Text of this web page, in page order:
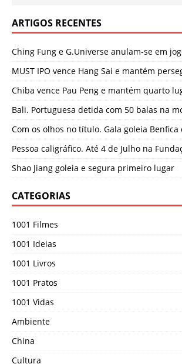
ARTIGOS RECENTES
Ching Fung e G.Universe anulam-se em
MUST IPO vence Hang Sai e mantém
Chiba vence Pau Peng e mantém quarto
Bali. Portuguesa detida com 50 balas na
Com os olhos no título. Gala goleia Benfica
Pessoa caligráfico. Até 4 de Julho na
Shao Jiang goleia e segura primeiro lugar
CATEGORIAS
1001 Filmes
1001 Ideias
1001 Livros
1001 Pratos
1001 Vidas
Ambiente
China
Cultura